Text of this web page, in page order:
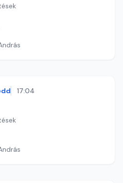
17:04